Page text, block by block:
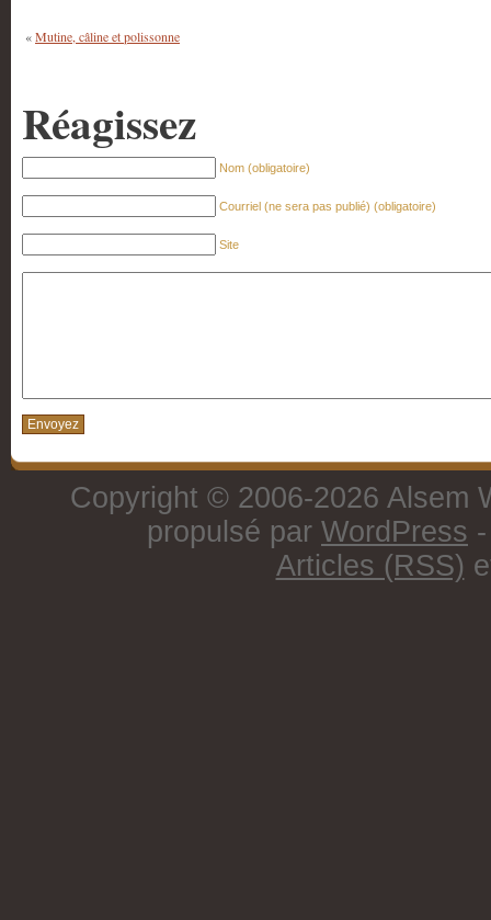
«Mutine, câline et polissonne
Réagissez
Nom (obligatoire)
Courriel (ne sera pas publié) (obligatoire)
Site
Copyright © 2006-2026 Alsem
propulsé par WordPress
Articles (RSS)